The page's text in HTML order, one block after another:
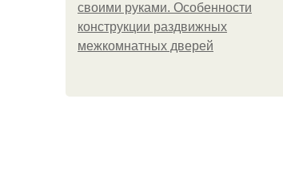
своими руками. Особенности
конструкции раздвижных
межкомнатных дверей